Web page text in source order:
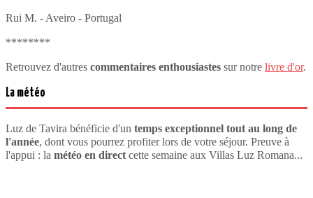
Rui M. - Aveiro - Portugal
********
Retrouvez d'autres commentaires enthousiastes sur notre livre d'or.
La météo
Luz de Tavira bénéficie d'un temps exceptionnel tout au long de
l'année, dont vous pourrez profiter lors de votre séjour. Preuve à
l'appui : la météo en direct cette semaine aux Villas Luz Romana...